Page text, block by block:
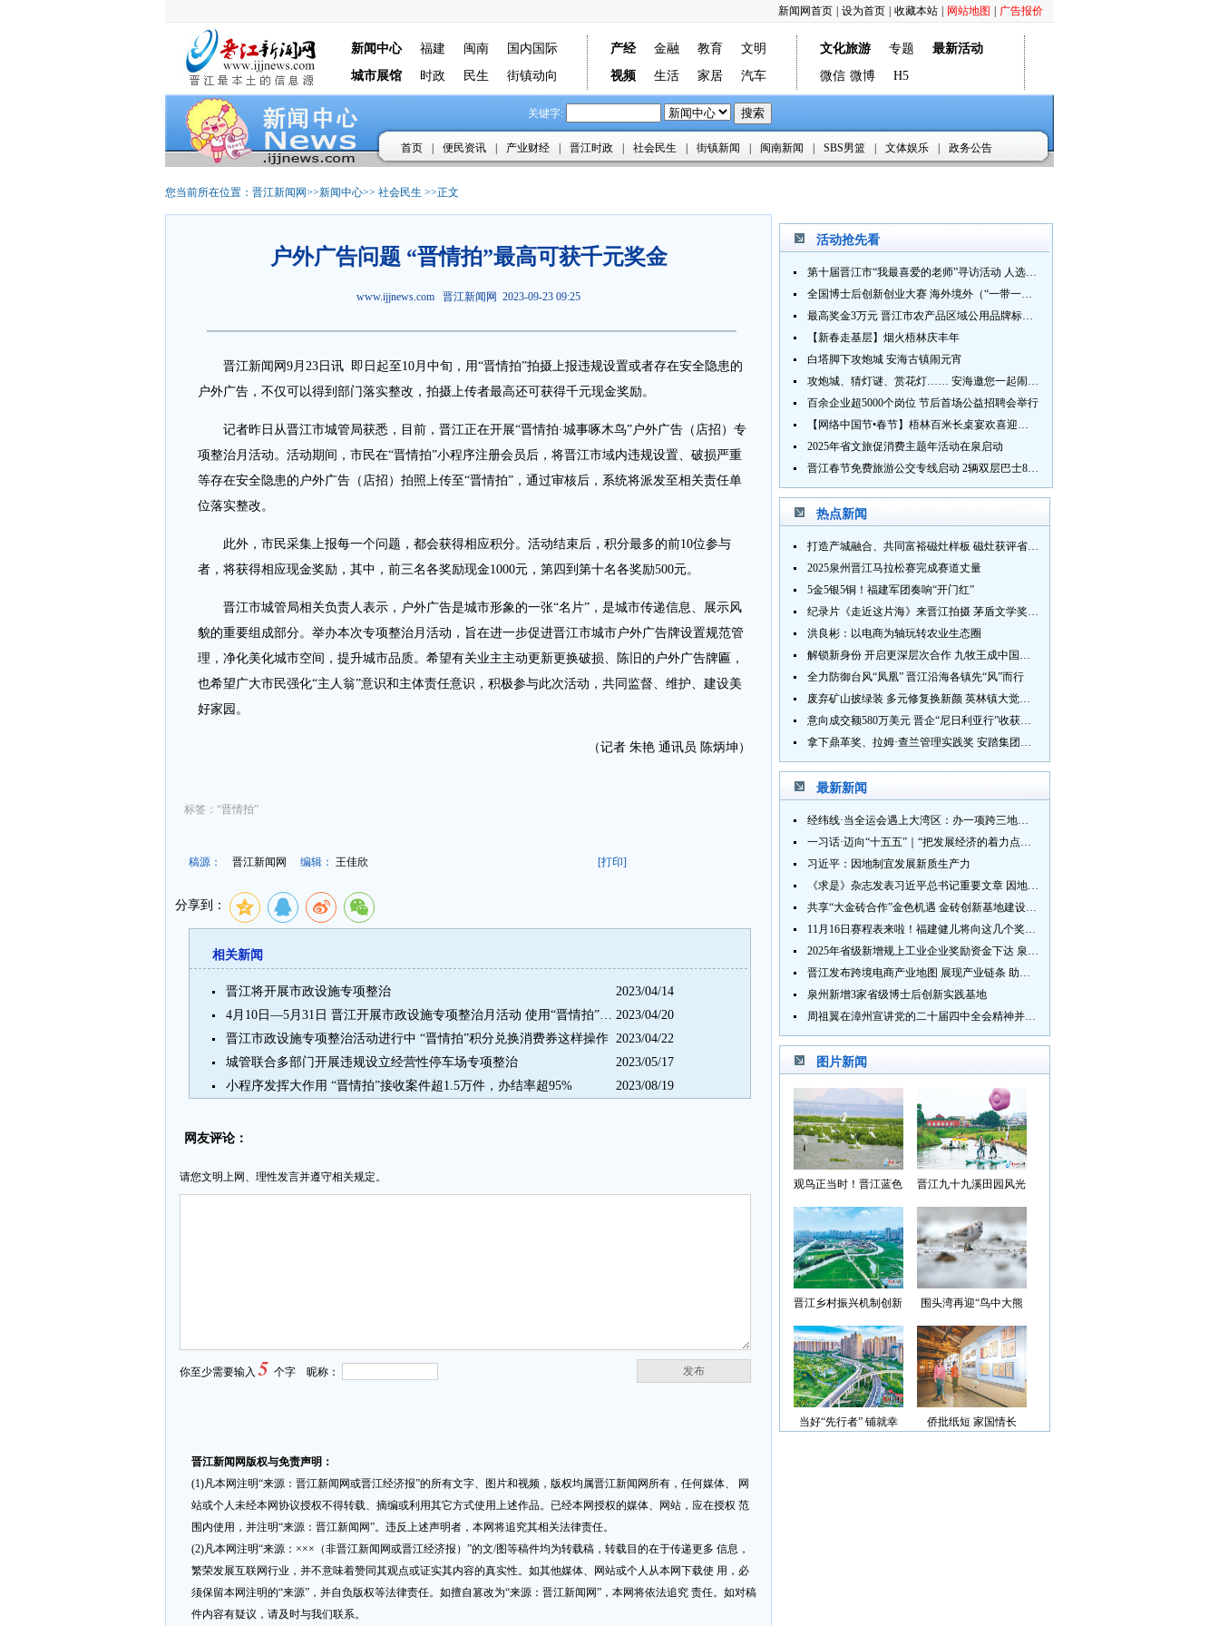
广告报价
网站地图
收藏本站
设为首页
新闻网首页
新闻中心 福建 闽南
国内国际
城市展馆
时政 民生 街镇动向
产经 金融 教育
文明
视频
生活 家居 汽车
文化旅游 专题
最新活动
微信 微博 H5
关键字:
首页 便民资讯 产业财经 晋江时政 社会民生 街镇新闻 闽南新闻 SBS男篮 文体娱乐 政务公告
您当前所在位置： 晋江新闻网>>新闻中心>> 社会民生 >>正文
户外广告问题 “晋情拍”最高可获千元奖金
www.ijjnews.com 晋江新闻网 2023-09-23 09:25
晋江新闻网9月23日讯 即日起至10月中旬，用“晋情拍”拍摄上报违规设置或者存在安全隐患的
户外广告，不仅可以得到部门落实整改，拍摄上传者最高还可获得千元现金奖励。
记者昨日从晋江市城管局获悉，目前，晋江正在开展“晋情拍·城事啄木鸟”户外广告（店招）专
项整治月活动。活动期间，市民在“晋情拍”小程序注册会员后，将晋江市域内违规设置、破损严重
等存在安全隐患的户外广告（店招）拍照上传至“晋情拍”，通过审核后，系统将派发至相关责任单
位落实整改。
此外，市民采集上报每一个问题，都会获得相应积分。活动结束后，积分最多的前10位参与
者，将获得相应现金奖励，其中，前三名各奖励现金1000元，第四到第十名各奖励500元。
晋江市城管局相关负责人表示，户外广告是城市形象的一张“名片”，是城市传递信息、展示风
貌的重要组成部分。举办本次专项整治月活动，旨在进一步促进晋江市城市户外广告牌设置规范管
理，净化美化城市空间，提升城市品质。希望有关业主主动更新更换破损、陈旧的户外广告牌匾，
也希望广大市民强化“主人翁”意识和主体责任意识，积极参与此次活动，共同监督、维护、建设美
好家园。
（记者 朱艳 通讯员 陈炳坤）
标签：“晋情拍”
稿源： 晋江新闻网 编辑： 王佳欣 [打印]
分享到：
相关新闻
晋江将开展市政设施专项整治
2023/04/14
4月10日—5月31日 晋江开展市政设施专项整治月活动 使用“晋情拍”反映市容乱象积分翻倍 2023/04/20
晋江市政设施专项整治活动进行中 “晋情拍”积分兑换消费券这样操作 2023/04/22
城管联合多部门开展违规设立经营性停车场专项整治
2023/05/17
小程序发挥大作用 “晋情拍”接收案件超1.5万件，办结率超95%
2023/08/19
网友评论：
请您文明上网、理性发言并遵守相关规定。
发布
你至少需要输入5 个字 昵称：
晋江新闻网版权与免责声明：
(1)凡本网注明“来源：晋江新闻网或晋江经济报”的所有文字、图片和视频，版权均属晋江新闻网所有，任何媒体、 网
站或个人未经本网协议授权不得转载、摘编或利用其它方式使用上述作品。已经本网授权的媒体、网站，应在授权 范
围内使用，并注明“来源：晋江新闻网”。违反上述声明者，本网将追究其相关法律责任。
(2)凡本网注明“来源：×××（非晋江新闻网或晋江经济报）”的文/图等稿件均为转载稿，转载目的在于传递更多 信息，
繁荣发展互联网行业，并不意味着赞同其观点或证实其内容的真实性。如其他媒体、网站或个人从本网下载使 用，必
须保留本网注明的“来源”，并自负版权等法律责任。如擅自篡改为“来源：晋江新闻网”，本网将依法追究 责任。如对稿
件内容有疑议，请及时与我们联系。
活动抢先看
第十届晋江市“我最喜爱的老师”寻访活动 人选推荐火热进行中 快来“秀”您最喜爱的老师
全国博士后创新创业大赛 海外境外（“一带一路”）赛七大赛道等你来战
最高奖金3万元 晋江市农产品区域公用品牌标识Logo及特色农产品包装设计征集活动正式启动
【新春走基层】烟火梧林庆丰年
白塔脚下攻炮城 安海古镇闹元宵
攻炮城、猜灯谜、赏花灯…… 安海邀您一起闹元宵
百余企业超5000个岗位 节后首场公益招聘会举行
【网络中国节•春节】梧林百米长桌宴欢喜迎新春
2025年省文旅促消费主题年活动在泉启动
晋江春节免费旅游公交专线启动 2辆双层巴士8辆铛铛车带你游
热点新闻
打造产城融合、共同富裕磁灶样板 磁灶获评省级乡村振兴示范乡镇
2025泉州晋江马拉松赛完成赛道丈量
5金5银5铜！福建军团奏响“开门红”
纪录片《走近这片海》来晋江拍摄 茅盾文学奖得主麦家探寻晋江“海海”人生
洪良彬：以电商为轴玩转农业生态圈
解锁新身份 开启更深层次合作 九牧王成中国奥委会官方赞助商
全力防御台风“凤凰” 晋江沿海各镇先“风”而行
废弃矿山披绿装 多元修复换新颜 英林镇大觉山片区废弃矿山生态修复项目通过验收
意向成交额580万美元 晋企“尼日利亚行”收获满满
拿下鼎革奖、拉姆·查兰管理实践奖 安踏集团获企业管理权威奖项
最新新闻
经纬线·当全运会遇上大湾区：办一项跨三地的赛事有多硬核？
一习话·迈向“十五五”｜“把发展经济的着力点放在实体经济上”
习近平：因地制宜发展新质生产力
《求是》杂志发表习近平总书记重要文章 因地制宜发展新质生产力
共享“大金砖合作”金色机遇 金砖创新基地建设成效显著
11月16日赛程表来啦！福建健儿将向这几个奖牌发起冲击→
2025年省级新增规上工业企业奖励资金下达 泉州市获补资金居全省首位
晋江发布跨境电商产业地图 展现产业链条 助力“晋品出海”
泉州新增3家省级博士后创新实践基地
周祖翼在漳州宣讲党的二十届四中全会精神并调研
图片新闻
观鸟正当时！晋江蓝色
晋江九十九溪田园风光
光”首批认定名单
晋江乡村振兴机制创新
围头湾再迎“鸟中大熊
当好“先行者” 铺就幸
侨批纸短 家国情长